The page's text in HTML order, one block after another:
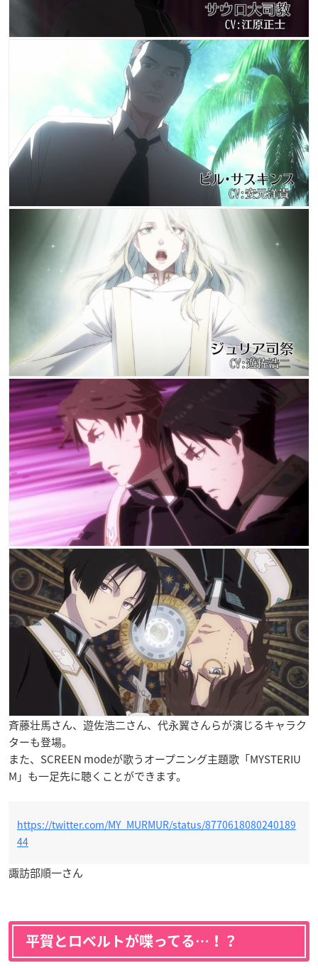
斉藤壮馬さん、遊佐浩二さん、代永翼さんらが演じるキャラク
ターも登場。
また、SCREEN modeが歌うオープニング主題歌「MYSTERIU
M」も一足先に聴くことができます。
https://twitter.com/MY_MURMUR/status/8770618080240189
44
諏訪部順一さん
平賀とロベルトが喋ってる…！？